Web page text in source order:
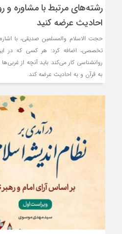
رشته‌های مرتبط با مشاوره و
احادیث عرضه کنید
حجت الاسلام والمسلمین صدیقی، با
تخصصی، اضافه کرد: هر کسی که در
روانشناسی کار می‌کند باید آنچه از
به قرآن و به احادیث عرضه کند.